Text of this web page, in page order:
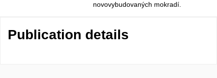
novovybudovaných mokradí.
Publication details